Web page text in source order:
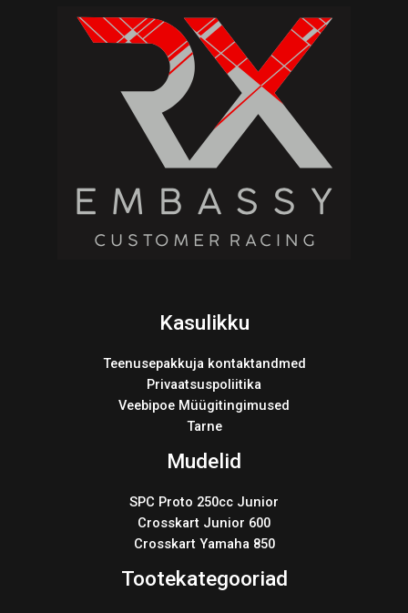
Kasulikku
Teenusepakkuja kontaktandmed
Privaatsuspoliitika
Veebipoe Müügitingimused
Tarne
Mudelid
SPC Proto 250cc Junior
Crosskart Junior 600
Crosskart Yamaha 850
Tootekategooriad